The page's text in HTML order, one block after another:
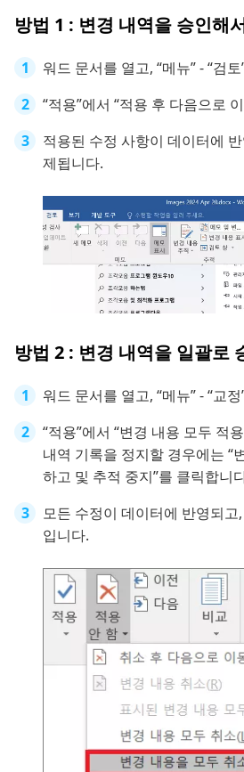
방법 1 : 변경 내역을 승인해
워드 문서를 열고, “메뉴” - “검
“적용”에서 “적용 후 다음으로
적용된 수정 사항이 데이터에
제됩니다.
방법 2 : 변경 내역을 일괄로
워드 문서를 열고, “메뉴” - “교
“적용”에서 “변경 내용 모두 적
내역 기록을 정지할 경우에는 “
하고 및 추적 중지”를 클릭합니
모든 수정이 데이터에 반영되
입니다.